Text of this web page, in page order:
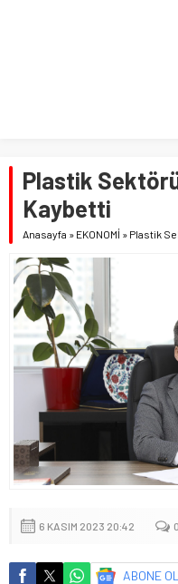
Plastik
Kaybetti
Anasayfa » EKONOMİ » Plastik
6 KASIM 2023 20:42 0
ABONE OL